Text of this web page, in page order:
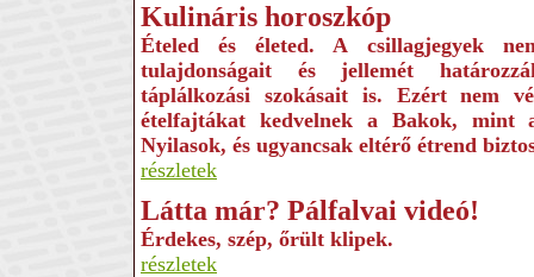
Kulináris horoszkóp
Ételed és életed. A csillagjegyek
tulajdonságait és jellemét
táplálkozási szokásait is. Ezért nem
ételfajtákat kedvelnek a Bakok, mint
Nyilasok, és ugyancsak eltérő étrend
részletek
Látta már? Pálfalvai videó!
Érdekes, szép, őrült klipek.
részletek